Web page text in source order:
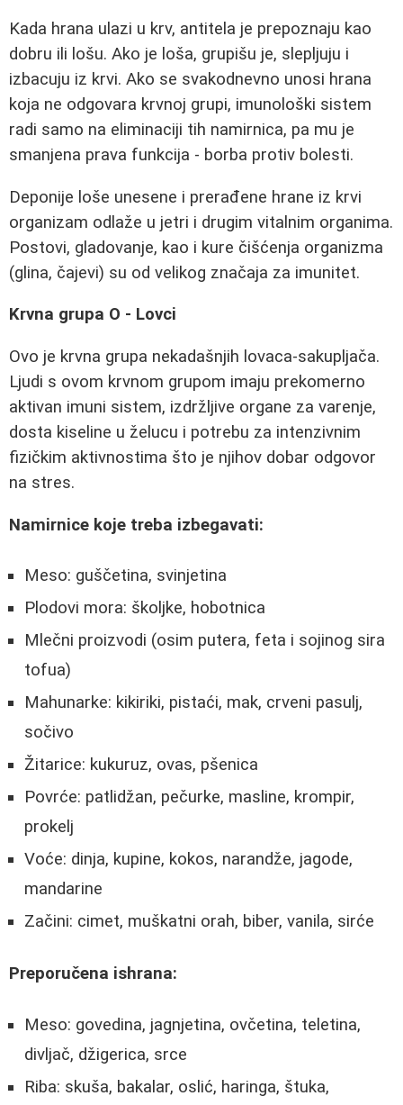
Kada hrana ulazi u krv, antitela je prepoznaju kao
dobru ili lošu. Ako je loša, grupišu je, slepljuju i
izbacuju iz krvi. Ako se svakodnevno unosi hrana
koja ne odgovara krvnoj grupi, imunološki sistem
radi samo na eliminaciji tih namirnica, pa mu je
smanjena prava funkcija - borba protiv bolesti.
Deponije loše unesene i prerađene hrane iz krvi
organizam odlaže u jetri i drugim vitalnim organima.
Postovi, gladovanje, kao i kure čišćenja organizma
(glina, čajevi) su od velikog značaja za imunitet.
Krvna grupa O - Lovci
Ovo je krvna grupa nekadašnjih lovaca-sakupljača.
Ljudi s ovom krvnom grupom imaju prekomerno
aktivan imuni sistem, izdržljive organe za varenje,
dosta kiseline u želucu i potrebu za intenzivnim
fizičkim aktivnostima što je njihov dobar odgovor
na stres.
Namirnice koje treba izbegavati:
Meso: guščetina, svinjetina
Plodovi mora: školjke, hobotnica
Mlečni proizvodi (osim putera, feta i sojinog sira
tofua)
Mahunarke: kikiriki, pistaći, mak, crveni pasulj,
sočivo
Žitarice: kukuruz, ovas, pšenica
Povrće: patlidžan, pečurke, masline, krompir,
prokelj
Voće: dinja, kupine, kokos, narandže, jagode,
mandarine
Začini: cimet, muškatni orah, biber, vanila, sirće
Preporučena ishrana:
Meso: govedina, jagnjetina, ovčetina, teletina,
divljač, džigerica, srce
Riba: skuša, bakalar, oslić, haringa, štuka,